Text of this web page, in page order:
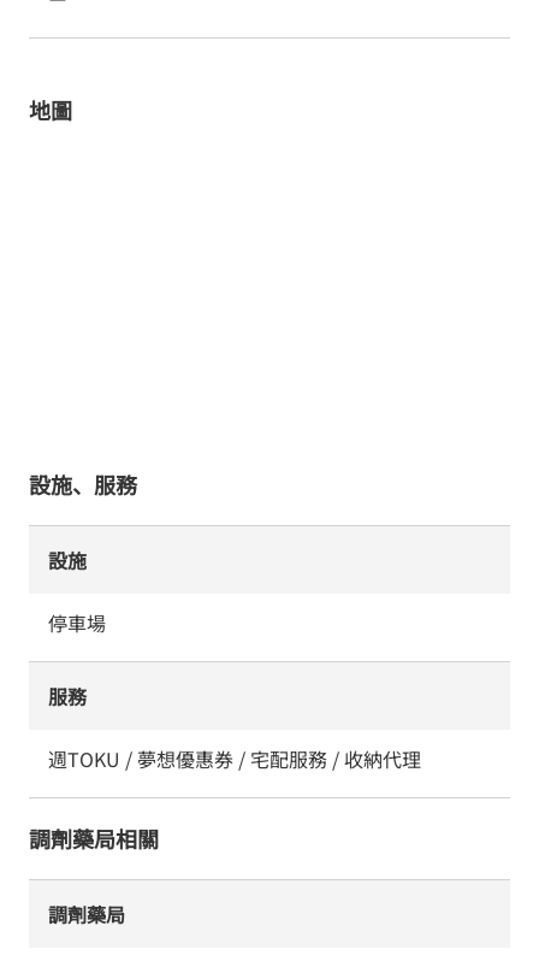
地圖
設施、服務
設施
停車場
服務
週TOKU / 夢想優惠券 / 宅配服務 / 收納代理
調劑藥局相關
調劑藥局